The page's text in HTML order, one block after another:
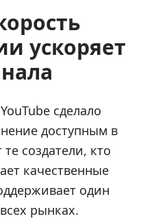
ускоряет
сделало
доступным в
создатели, кто
качественные
один
рынках.